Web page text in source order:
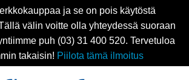
ja se on pois käytöstä
välin voitte olla yhteydessä suoraan
puh (03) 31 400 520. Tervetuloa
takaisin! Piilota tämä ilmoitus